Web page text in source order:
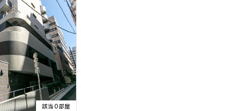
該当0部屋